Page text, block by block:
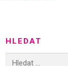
HLEDAT